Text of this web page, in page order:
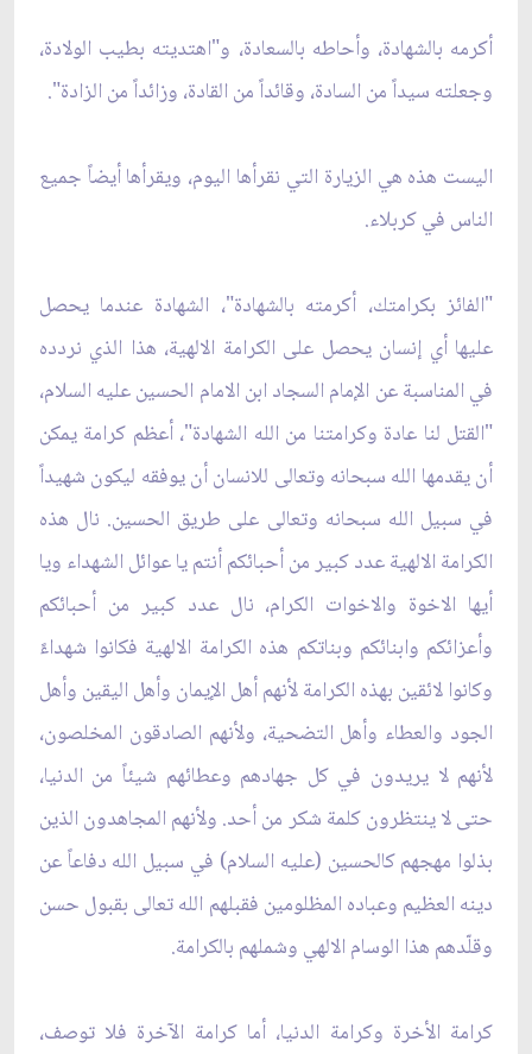
أكرمه بالشهادة، وأحاطه بالسعادة، و"اهتديته بطيب الولادة،
وجعلته سيداً من السادة، وقائداً من القادة، ‏وزائداً من الزادة".‏
اليست هذه هي الزيارة التي نقرأها اليوم، ويقرأها أيضاً جميع
الناس في كربلاء. ‏
‏"الفائز بكرامتك، أكرمته بالشهادة"، الشهادة عندما يحصل
عليها أي إنسان يحصل على الكرامة ‏الالهية، هذا الذي نردده
في المناسبة عن الإمام السجاد ابن الامام الحسين عليه السلام،
"القتل لنا عادة ‏وكرامتنا من الله الشهادة"، أعظم كرامة يمكن
أن يقدمها الله سبحانه وتعالى للانسان أن يوفقه ليكون ‏شهيداً
في سبيل الله سبحانه وتعالى على طريق الحسين. نال هذه
الكرامة الالهية عدد كبير من أحبائكم ‏أنتم يا عوائل الشهداء ويا
أيها الاخوة والاخوات الكرام، نال عدد كبير من أحبائكم
وأعزائكم وابنائكم ‏وبناتكم هذه الكرامة الالهية فكانوا شهداءً
وكانوا لائقين بهذه الكرامة لأنهم أهل الإيمان وأهل اليقين ‏وأهل
الجود والعطاء وأهل التضحية، ولأنهم الصادقون المخلصون،
لأنهم لا يريدون في كل جهادهم ‏وعطائهم شيئاً من الدنيا،
حتى لا ينتظرون كلمة شكر من أحد. ولأنهم المجاهدون الذين
بذلوا مهجهم ‏كالحسين (عليه السلام) في سبيل الله دفاعاً عن
دينه العظيم وعباده المظلومين فقبلهم الله تعالى بقبول ‏حسن
وقلّدهم هذا الوسام الالهي وشملهم بالكرامة. ‏
كرامة الأخرة وكرامة الدنيا، أما كرامة الآخرة فلا توصف،